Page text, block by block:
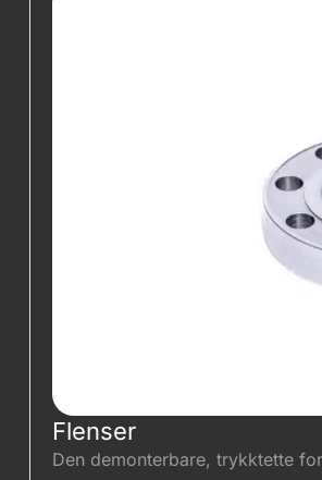
Flenser
Den demonterbare, trykktette